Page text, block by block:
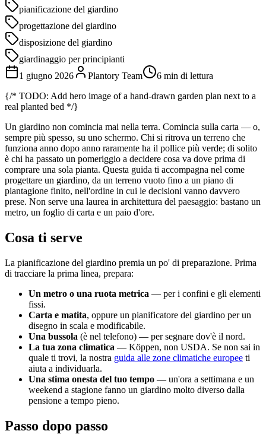
pianificazione del giardino
progettazione del giardino
disposizione del giardino
giardinaggio per principianti
1 giugno 2026
Plantory Team
6 min di lettura
{/* TODO: Add hero image of a hand-drawn garden plan next to a
real planted bed */}
Un giardino non comincia mai nella terra. Comincia sulla carta — o,
sempre più spesso, su uno schermo. Chi si ritrova un terreno che
funziona anno dopo anno raramente ha il pollice più verde; di solito
è chi ha passato un pomeriggio a decidere cosa va dove prima di
comprare una sola pianta. Questa guida ti accompagna nel come
progettare un giardino, da un terreno vuoto fino a un piano di
piantagione finito, nell'ordine in cui le decisioni vanno davvero
prese. Non serve una laurea in architettura del paesaggio: bastano un
metro, un foglio di carta e un paio d'ore.
Cosa ti serve
La pianificazione del giardino premia un po' di preparazione. Prima
di tracciare la prima linea, prepara:
Un metro o una ruota metrica — per i confini e gli elementi
fissi.
Carta e matita, oppure un pianificatore del giardino per un
disegno in scala e modificabile.
Una bussola (è nel telefono) — per segnare dov'è il nord.
La tua zona climatica — Köppen, non USDA. Se non sai in
quale ti trovi, la nostra guida alle zone climatiche europee ti
aiuta a individuarla.
Una stima onesta del tuo tempo — un'ora a settimana e un
weekend a stagione fanno un giardino molto diverso dalla
pensione a tempo pieno.
Passo dopo passo